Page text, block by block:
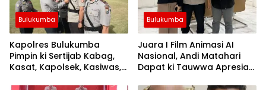
Bulukumba
Kapolres Bulukumba
Pimpin ki Sertijab Kabag,
Kasat, Kapolsek, Kasiwas,
Bulukumba
Juara I Film Animasi AI
Nasional, Andi Matahari
Dapat ki Tauwwa Apresiasi